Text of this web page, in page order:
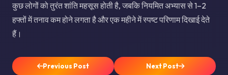
कुछ लोगों को तुरंत शांति महसूस होती है, जबकि नियमित अभ्यास से 1–2
हफ्तों में तनाव कम होने लगता है और एक महीने में स्पष्ट परिणाम दिखाई देते
हैं।
Previous Post Next Post